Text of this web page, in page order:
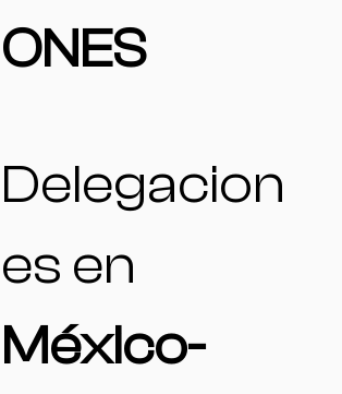
ONES
Delegacion
es en
México-